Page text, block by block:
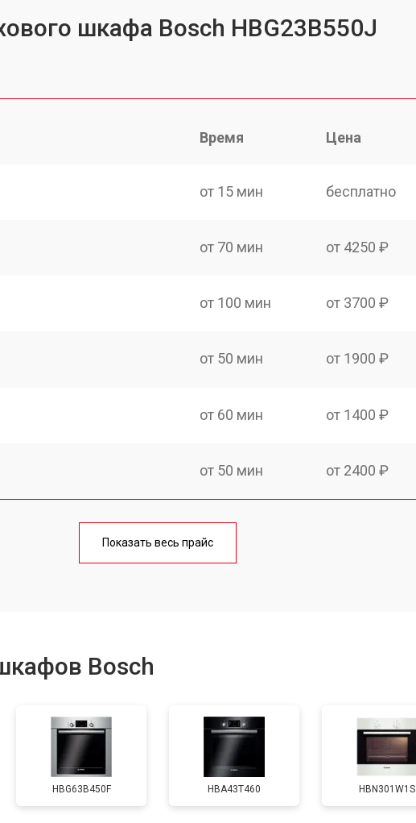
шкафа Bosch HBG23B550J
Время Цена
от 15 мин бесплатно
от 70 мин от 4250 ₽
от 100 мин от 3700 ₽
от 50 мин от 1900 ₽
от 60 мин от 1400 ₽
от 50 мин от 2400 ₽
от 90 мин
от 120 мин
Показать весь прайс
Bosch
HBG63B450F HBA43T460 HBN301W1S